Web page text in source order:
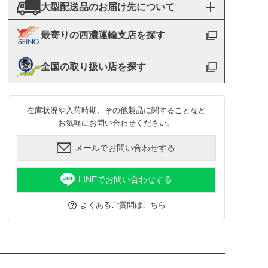
大型配送品のお届け先について
最寄りの西濃運輸支店を探す
全国の取り扱い店を探す
在庫状況や入荷時期、その他製品に関することなど
お気軽にお問い合わせください。
メールでお問い合わせする
LINEでお問い合わせする
よくあるご質問はこちら